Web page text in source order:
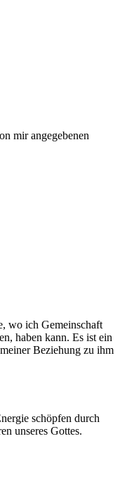
mir angegebenen
wo ich Gemeinschaft
haben kann. Es ist ein
Beziehung zu ihm
schöpfen durch
unseres Gottes.